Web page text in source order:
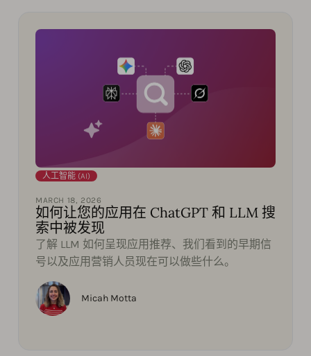
人工智能 (AI)
MARCH 18, 2026
如何让您的应用在 ChatGPT 和 LLM 搜
索中被发现
了解 LLM 如何呈现应用推荐、我们看到的早期信
号以及应用营销人员现在可以做些什么。
Micah Motta